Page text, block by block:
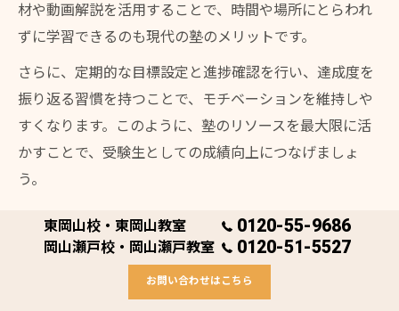
材や動画解説を活用することで、時間や場所にとらわれ
ずに学習できるのも現代の塾のメリットです。
さらに、定期的な目標設定と進捗確認を行い、達成度を
振り返る習慣を持つことで、モチベーションを維持しや
すくなります。このように、塾のリソースを最大限に活
かすことで、受験生としての成績向上につなげましょ
う。
新学年受験生が塾で成果を出す工夫集
新学年の受験生が塾で成果を出すためには、目標を明確
0120-55-9686
東岡山校・東岡山教室
0120-51-5527
岡山瀬戸校・岡山瀬戸教室
お問い合わせはこちら